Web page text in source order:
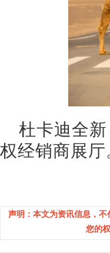
杜卡迪全
权经销商展厅
声明：本文为资讯信息，
您的